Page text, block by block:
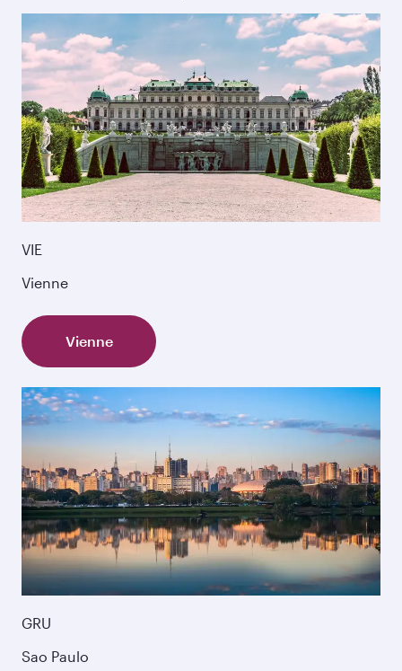
VIE
Vienne
Vienne
GRU
Sao Paulo